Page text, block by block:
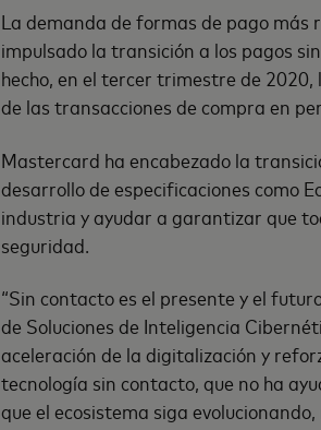
La demanda de formas de pago más
impulsado la transición a los pagos
hecho, en el tercer trimestre de
de las transacciones de compra en
Mastercard ha encabezado la
desarrollo de especificaciones como
industria y ayudar a garantizar que
seguridad.
“Sin contacto es el presente y el
de Soluciones de Inteligencia
aceleración de la digitalización y
tecnología sin contacto, que no ha
que el ecosistema siga